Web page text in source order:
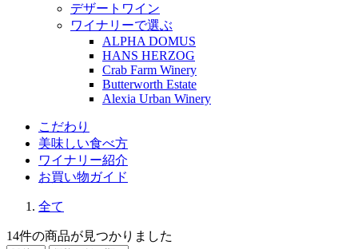
デザートワイン
ワイナリーで選ぶ
ALPHA DOMUS
HANS HERZOG
Crab Farm Winery
Butterworth Estate
Alexia Urban Winery
こだわり
美味しい食べ方
ワイナリー紹介
お買い物ガイド
全て
14件の商品が見つかりました